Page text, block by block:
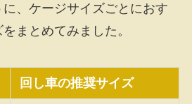
、ケージサイズごとにおす
まとめてみました。
回し車の推奨サイズ